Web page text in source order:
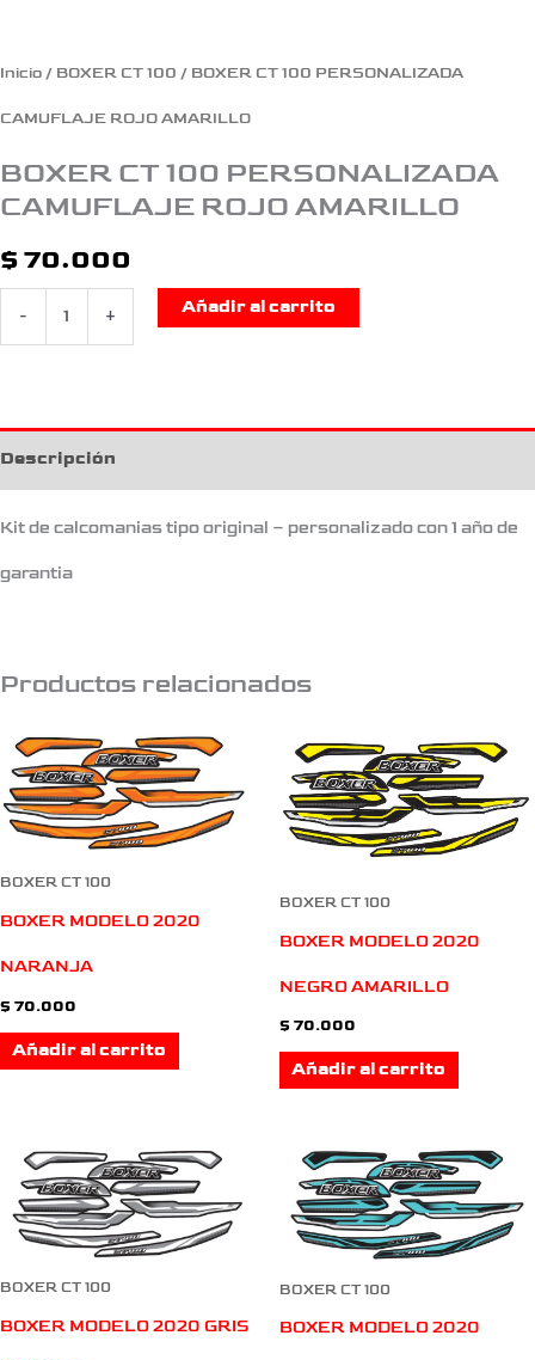
Inicio / BOXER CT 100 / BOXER CT 100 PERSONALIZADA
CAMUFLAJE ROJO AMARILLO
BOXER CT 100 PERSONALIZADA
CAMUFLAJE ROJO AMARILLO
$ 70.000
- +
Añadir al carrito
Descripción
Kit de calcomanias tipo original – personalizado con 1 año de
garantia
Productos relacionados
BOXER CT 100
BOXER MODELO 2020
NARANJA
$ 70.000
Añadir al carrito
BOXER CT 100
BOXER MODELO 2020
NEGRO AMARILLO
$ 70.000
Añadir al carrito
BOXER CT 100
BOXER MODELO 2020 GRIS
BOXER CT 100
BOXER MODELO 2020